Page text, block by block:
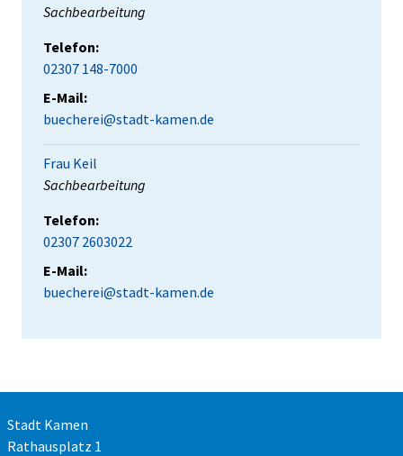
Position:
Sachbearbeitung
Telefon:
02307 148-7000
E-Mail:
buecherei@stadt-kamen.de
Frau Keil
Position:
Sachbearbeitung
Telefon:
02307 2603022
E-Mail:
buecherei@stadt-kamen.de
Stadt Kamen
Rathausplatz 1